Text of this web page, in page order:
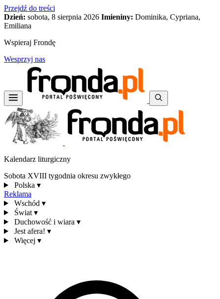
Przejdź do treści
Dzień: sobota, 8 sierpnia 2026 Imieniny: Dominika, Cypriana,
Emiliana
Wspieraj Frondę
Wesprzyj nas
Kalendarz liturgiczny
Sobota XVIII tygodnia okresu zwykłego
Polska ▾
Reklama
Wschód ▾
Świat ▾
Duchowość i wiara ▾
Jest afera! ▾
Więcej ▾